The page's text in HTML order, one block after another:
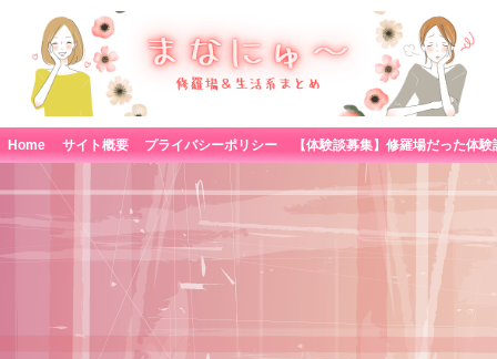
Home サイト概要 プライバシーポリシー